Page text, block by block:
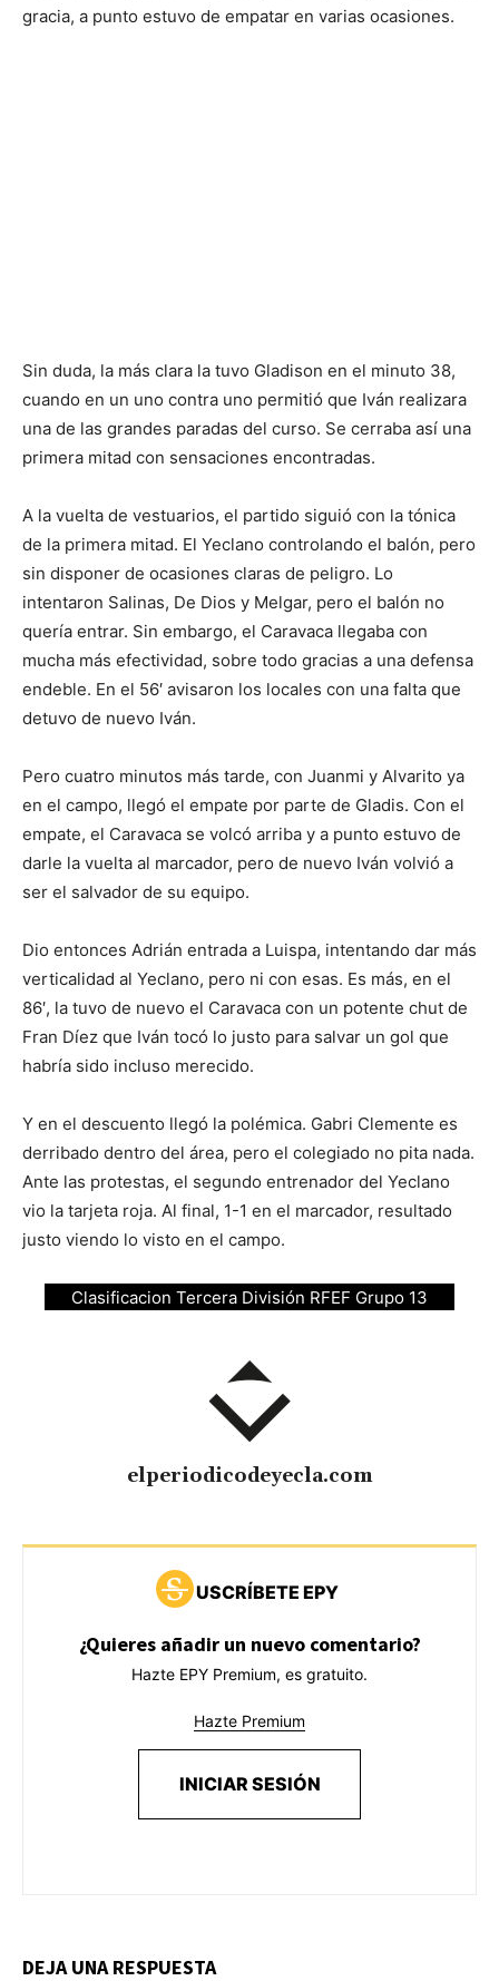
gracia, a punto estuvo de empatar en varias ocasiones.
Sin duda, la más clara la tuvo Gladison en el minuto 38,
cuando en un uno contra uno permitió que Iván realizara
una de las grandes paradas del curso. Se cerraba así una
primera mitad con sensaciones encontradas.
A la vuelta de vestuarios, el partido siguió con la tónica
de la primera mitad. El Yeclano controlando el balón, pero
sin disponer de ocasiones claras de peligro. Lo
intentaron Salinas, De Dios y Melgar, pero el balón no
quería entrar. Sin embargo, el Caravaca llegaba con
mucha más efectividad, sobre todo gracias a una defensa
endeble. En el 56′ avisaron los locales con una falta que
detuvo de nuevo Iván.
Pero cuatro minutos más tarde, con Juanmi y Alvarito ya
en el campo, llegó el empate por parte de Gladis. Con el
empate, el Caravaca se volcó arriba y a punto estuvo de
darle la vuelta al marcador, pero de nuevo Iván volvió a
ser el salvador de su equipo.
Dio entonces Adrián entrada a Luispa, intentando dar más
verticalidad al Yeclano, pero ni con esas. Es más, en el
86′, la tuvo de nuevo el Caravaca con un potente chut de
Fran Díez que Iván tocó lo justo para salvar un gol que
habría sido incluso merecido.
Y en el descuento llegó la polémica. Gabri Clemente es
derribado dentro del área, pero el colegiado no pita nada.
Ante las protestas, el segundo entrenador del Yeclano
vio la tarjeta roja. Al final, 1-1 en el marcador, resultado
justo viendo lo visto en el campo.
Clasificacion Tercera División RFEF Grupo 13
elperiodicodeyecla.com
USCRÍBETE EPY
¿Quieres añadir un nuevo comentario?
Hazte EPY Premium, es gratuito.
Hazte Premium
INICIAR SESIÓN
DEJA UNA RESPUESTA